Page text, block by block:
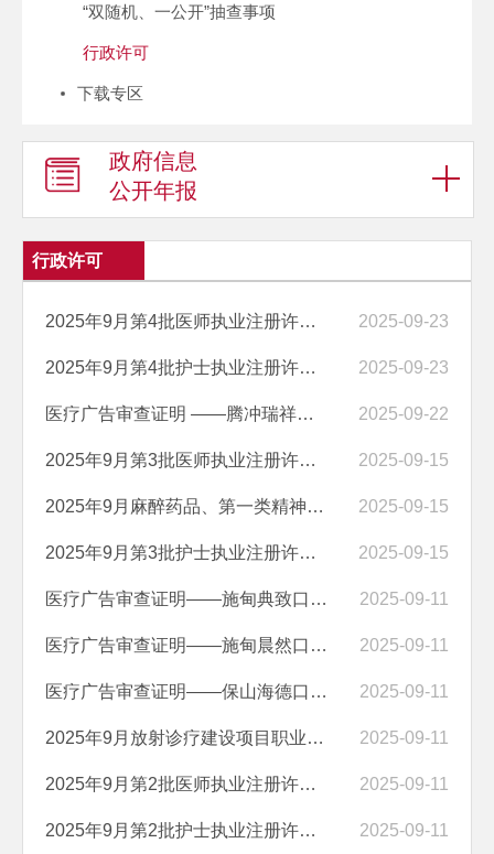
“双随机、一公开”抽查事项
行政许可
下载专区
政府信息
公开年报
行政许可
2025年9月第4批医师执业注册许可情况公示 2025-09-23
2025年9月第4批护士执业注册许可情况公示 2025-09-23
医疗广告审查证明 ——腾冲瑞祥诊所 2025-09-22
2025年9月第3批医师执业注册许可情况公示 2025-09-15
2025年9月麻醉药品、第一类精神药品购用印鉴卡许可情况公示 2025-09-15
2025年9月第3批护士执业注册许可情况公示 2025-09-15
医疗广告审查证明——施甸典致口腔诊所 2025-09-11
医疗广告审查证明——施甸晨然口腔诊所 2025-09-11
医疗广告审查证明——保山海德口腔门诊部 2025-09-11
2025年9月放射诊疗建设项目职业病危害放射防护预评价、竣工验收报告情况... 2025-09-11
2025年9月第2批医师执业注册许可情况公示 2025-09-11
2025年9月第2批护士执业注册许可情况公示 2025-09-11